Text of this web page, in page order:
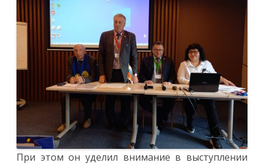
При этом он уделил внимание в выступлении